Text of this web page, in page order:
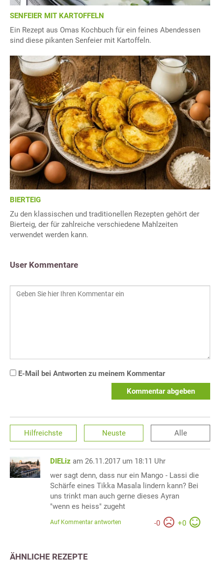
SENFEIER MIT KARTOFFELN
Ein Rezept aus Omas Kochbuch für ein feines Abendessen
sind diese pikanten Senfeier mit Kartoffeln.
BIERTEIG
Zu den klassischen und traditionellen Rezepten gehört der
Bierteig, der für zahlreiche verschiedene Mahlzeiten
verwendet werden kann.
User Kommentare
E-Mail bei Antworten zu meinem Kommentar
Kommentar abgeben
Hilfreichste Neuste Alle
DIELiz am 26.11.2017 um 18:11 Uhr
wer sagt denn, dass nur ein Mango - Lassi die
Schärfe eines Tikka Masala lindern kann? Bei
uns trinkt man auch gerne dieses Ayran
"wenn es heiss" zugeht
-0 +0
Auf Kommentar antworten
ÄHNLICHE REZEPTE